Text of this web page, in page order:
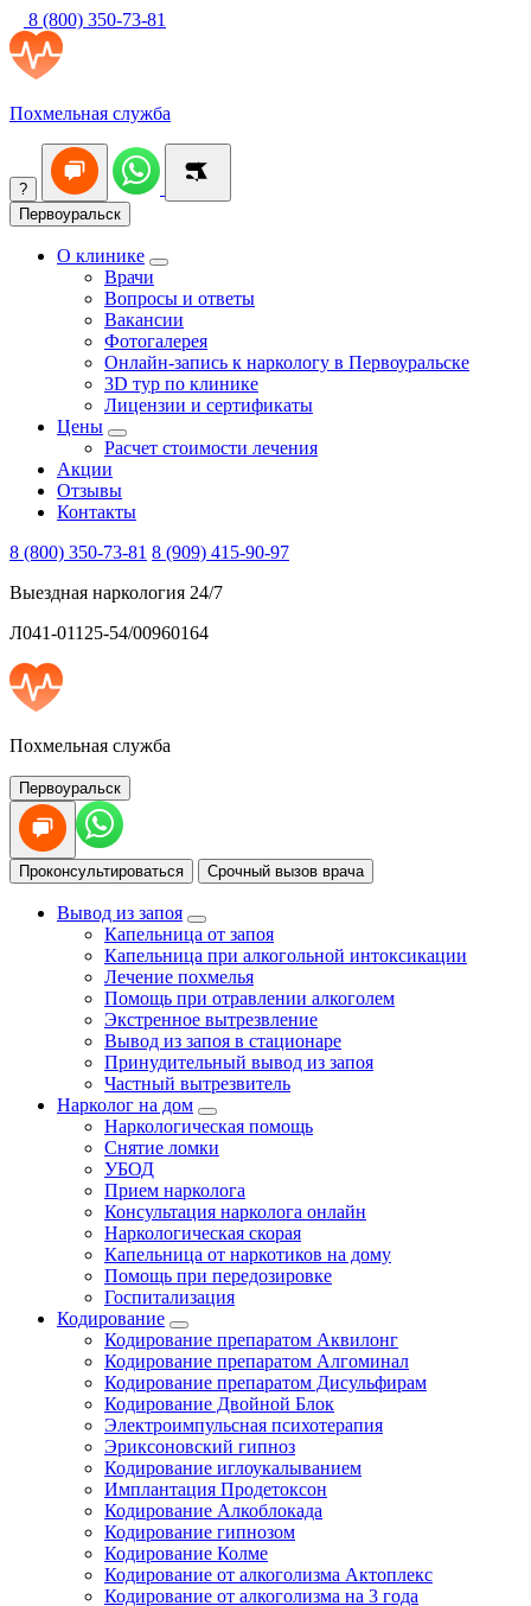
8 (800) 350-73-81
Похмельная служба
?
Первоуральск
О клинике
Врачи
Вопросы и ответы
Вакансии
Фотогалерея
Онлайн-запись к наркологу в Первоуральске
3D тур по клинике
Лицензии и сертификаты
Цены
Расчет стоимости лечения
Акции
Отзывы
Контакты
8 (800) 350-73-81 8 (909) 415-90-97
Выездная наркология 24/7
Л041-01125-54/00960164
Похмельная служба
Первоуральск
Проконсультироваться Срочный вызов врача
Вывод из запоя
Капельница от запоя
Капельница при алкогольной интоксикации
Лечение похмелья
Помощь при отравлении алкоголем
Экстренное вытрезвление
Вывод из запоя в стационаре
Принудительный вывод из запоя
Частный вытрезвитель
Нарколог на дом
Наркологическая помощь
Снятие ломки
УБОД
Прием нарколога
Консультация нарколога онлайн
Наркологическая скорая
Капельница от наркотиков на дому
Помощь при передозировке
Госпитализация
Кодирование
Кодирование препаратом Аквилонг
Кодирование препаратом Алгоминал
Кодирование препаратом Дисульфирам
Кодирование Двойной Блок
Электроимпульсная психотерапия
Эриксоновский гипноз
Кодирование иглоукалыванием
Имплантация Продетоксон
Кодирование Алкоблокада
Кодирование гипнозом
Кодирование Колме
Кодирование от алкоголизма Актоплекс
Кодирование от алкоголизма на 3 года